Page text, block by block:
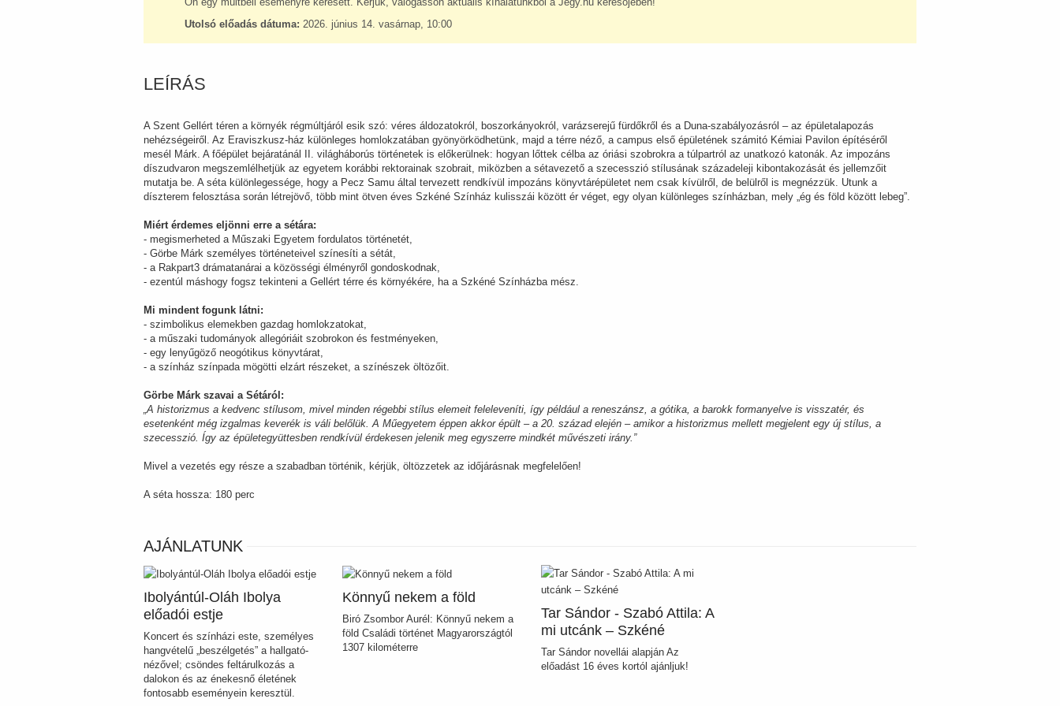
Utolsó előadás dátuma: 2026. június 14. vasárnap, 10:00
LEÍRÁS
A Szent Gellért téren a környék régmúltjáról esik szó: véres áldozatokról, boszorkányokról, varázserejű fürdőkről és a Duna-szabályozásról – az épületalapozás
nehézségeiről. Az Eraviszkusz-ház különleges homlokzatában gyönyörködhetünk, majd a térre néző, a campus első épületének számitó Kémiai Pavilon építéséről
mesél Márk. A főépület bejáratánál II. világháborús történetek is előkerülnek: hogyan lőttek célba az óriási szobrokra a túlpartról az unatkozó katonák. Az impozáns
díszudvaron megszemlélhetjük az egyetem korábbi rektorainak szobrait, miközben a sétavezető a szecesszió stílusának századeleji kibontakozását és jellemzőit
mutatja be. A séta különlegessége, hogy a Pecz Samu által tervezett rendkívül impozáns könyvtárépületet nem csak kívülről, de belülről is megnézzük. Utunk a
díszterem felosztása során létrejövő, több mint ötven éves Szkéné Színház kulisszái között ér véget, egy olyan különleges színházban, mely „ég és föld között lebeg”.
Miért érdemes eljönni erre a sétára:
- megismerheted a Műszaki Egyetem fordulatos történetét,
- Görbe Márk személyes történeteivel színesíti a sétát,
- a Rakpart3 drámatanárai a közösségi élményről gondoskodnak,
- ezentúl máshogy fogsz tekinteni a Gellért térre és környékére, ha a Szkéné Színházba mész.
Mi mindent fogunk látni:
- szimbolikus elemekben gazdag homlokzatokat,
- a műszaki tudományok allegóriáit szobrokon és festményeken,
- egy lenyűgöző neogótikus könyvtárat,
- a színház színpada mögötti elzárt részeket, a színészek öltözőit.
Görbe Márk szavai a Sétáról:
„A historizmus a kedvenc stílusom, mivel minden régebbi stílus elemeit feleleveníti, így például a reneszánsz, a gótika, a barokk formanyelve is visszatér, és
esetenként még izgalmas keverék is váli belőlük. A Műegyetem éppen akkor épült – a 20. század elején – amikor a historizmus mellett megjelent egy új stílus, a
szecesszió. Így az épületegyüttesben rendkívül érdekesen jelenik meg egyszerre mindkét művészeti irány.”
Mivel a vezetés egy része a szabadban történik, kérjük, öltözzetek az időjárásnak megfelelően!
A séta hossza: 180 perc
AJÁNLATUNK
Ibolyántúl-Oláh Ibolya
előadói estje
Koncert és színházi este, személyes
hangvételű „beszélgetés” a hallgató-
nézővel; csöndes feltárulkozás a
dalokon és az énekesnő életének
fontosabb eseményein keresztül.
Könnyű nekem a föld
Biró Zsombor Aurél: Könnyű nekem a
föld Családi történet Magyarországtól
1307 kilométerre
Tar Sándor - Szabó Attila: A
mi utcánk – Szkéné
Tar Sándor novellái alapján Az
előadást 16 éves kortól ajánljuk!